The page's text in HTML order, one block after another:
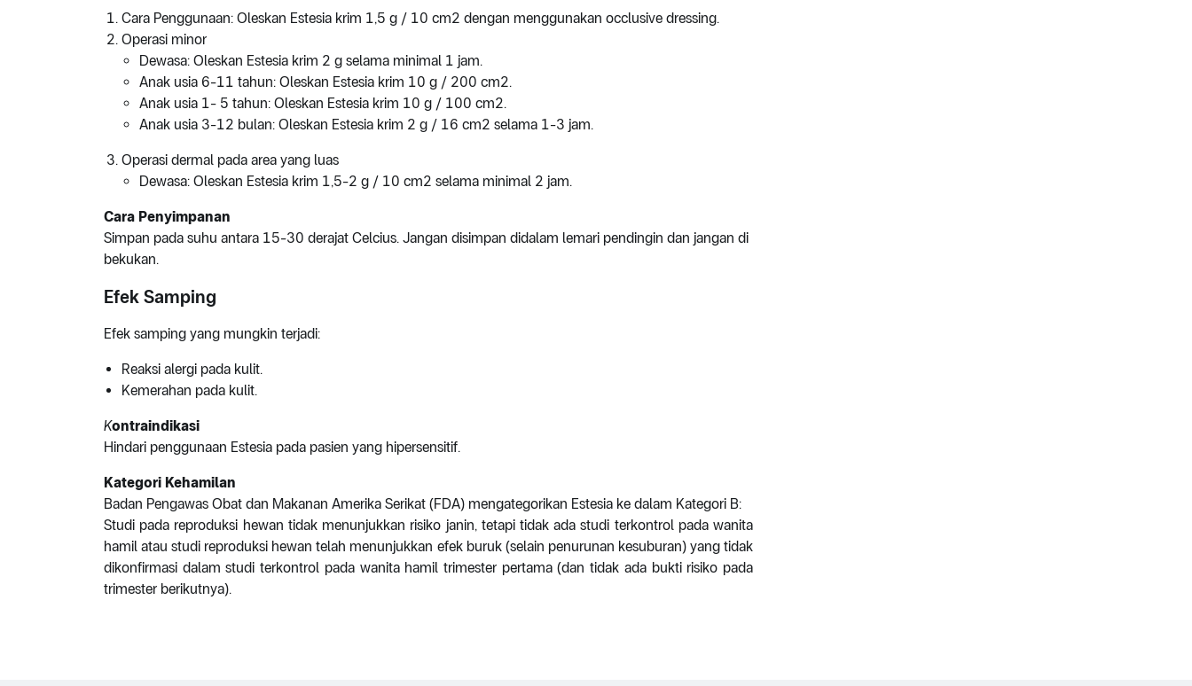
Cara Penggunaan: Oleskan Estesia krim 1,5 g / 10 cm2 dengan menggunakan occlusive dressing.
Operasi minor
Dewasa: Oleskan Estesia krim 2 g selama minimal 1 jam.
Anak usia 6-11 tahun: Oleskan Estesia krim 10 g / 200 cm2.
Anak usia 1- 5 tahun: Oleskan Estesia krim 10 g / 100 cm2.
Anak usia 3-12 bulan: Oleskan Estesia krim 2 g / 16 cm2 selama 1-3 jam.
Operasi dermal pada area yang luas
Dewasa: Oleskan Estesia krim 1,5-2 g / 10 cm2 selama minimal 2 jam.
Cara Penyimpanan
Simpan pada suhu antara 15-30 derajat Celcius. Jangan disimpan didalam lemari pendingin dan jangan di
bekukan.
Efek Samping
Efek samping yang mungkin terjadi:
Reaksi alergi pada kulit.
Kemerahan pada kulit.
Kontraindikasi
Hindari penggunaan Estesia pada pasien yang hipersensitif.
Kategori Kehamilan
Badan Pengawas Obat dan Makanan Amerika Serikat (FDA) mengategorikan Estesia ke dalam Kategori B:
Studi pada reproduksi hewan tidak menunjukkan risiko janin, tetapi tidak ada studi terkontrol pada wanita
hamil atau studi reproduksi hewan telah menunjukkan efek buruk (selain penurunan kesuburan) yang tidak
dikonfirmasi dalam studi terkontrol pada wanita hamil trimester pertama (dan tidak ada bukti risiko pada
trimester berikutnya).